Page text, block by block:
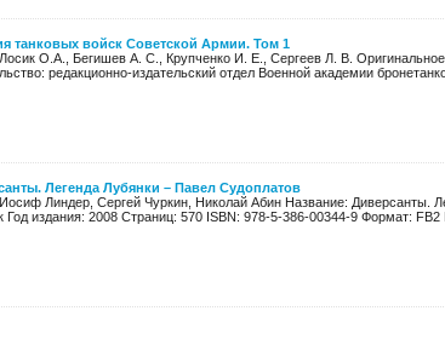
танковых войск Советской Армии. Том 1
О.А., Бегишев А. С., Крупченко И. Е., Сергеев Л. В.
редакционно-издательский отдел Военной академии
Легенда Лубянки – Павел Судоплатов
Линдер, Сергей Чуркин, Николай Абин Название: Диверсанты.
Год издания: 2008 Страниц: 570 ISBN: 978-5-386-00344-9 Формат: